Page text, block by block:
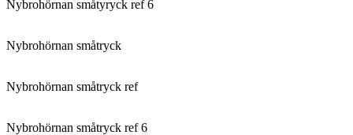
Nybrohörnan småtyryck ref 6
Nybrohörnan småtryck
Nybrohörnan småtryck ref
Nybrohörnan småtryck ref 6